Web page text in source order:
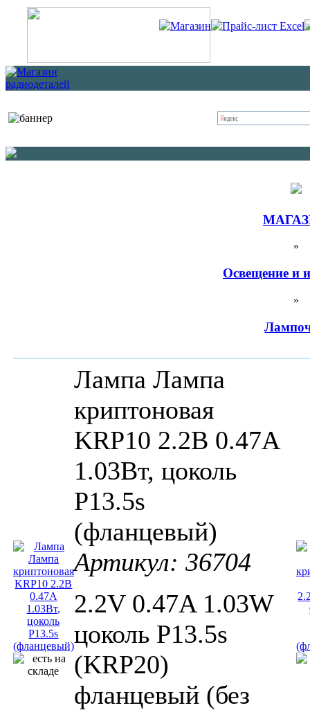
Магазин Прайс-лист Excel
»
Освещение и
»
Лампа Лампа
криптоновая
KRP10 2.2В 0.47А
1.03Вт, цоколь
P13.5s
(фланцевый)
Артикул: 36704
2.2V 0.47A 1.03W
цоколь P13.5s
(KRP20)
фланцевый (без